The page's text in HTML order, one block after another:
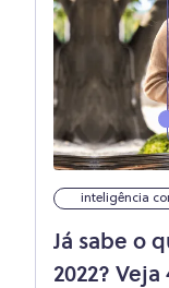
inteligência
Já sabe o
2022?